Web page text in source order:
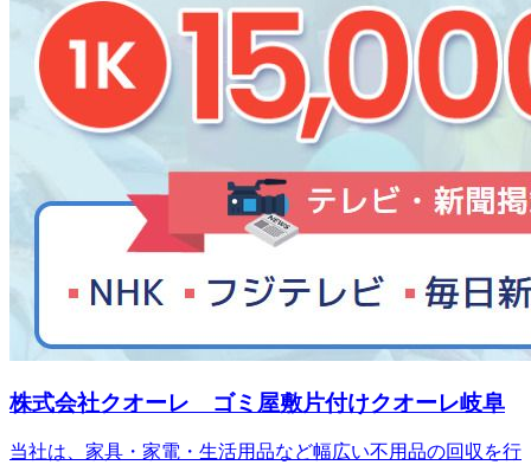
株式会社クオーレ ゴミ屋敷片付けクオーレ岐阜
当社は、家具・家電・生活用品など幅広い不用品の回収を行